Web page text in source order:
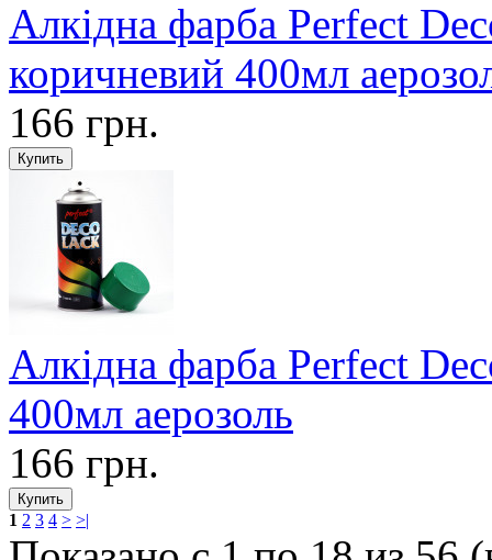
Алкідна фарба Perfect
коричневий 400мл
166 грн.
Алкідна фарба Perfect
400мл аерозоль
166 грн.
1 2 3 4 > >|